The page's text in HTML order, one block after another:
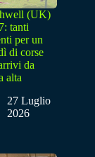
(UK)
tanti
per un
di corse
da
alta
27 Luglio
2026